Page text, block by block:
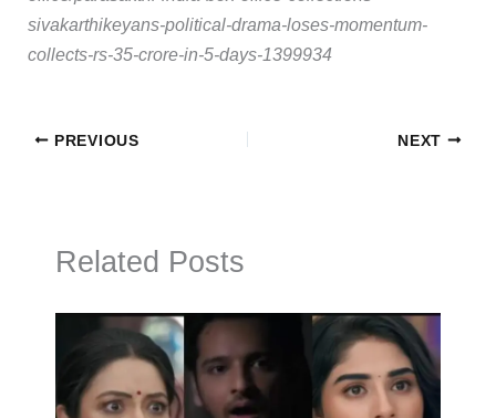
sivakarthikeyans-political-drama-loses-momentum-
collects-rs-35-crore-in-5-days-1399934
PREVIOUS NEXT
Related Posts